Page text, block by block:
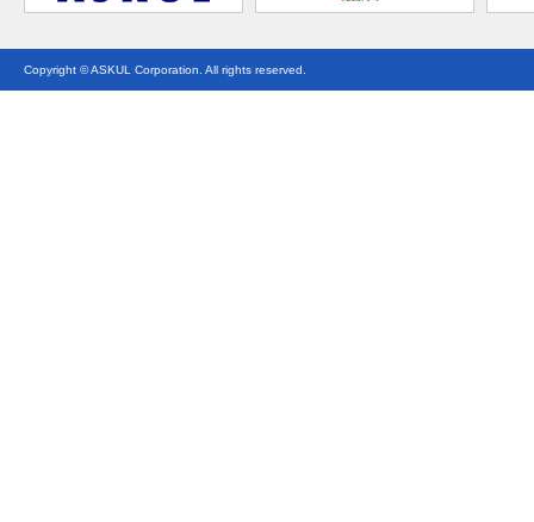
Copyright © ASKUL Corporation. All rights reserved.